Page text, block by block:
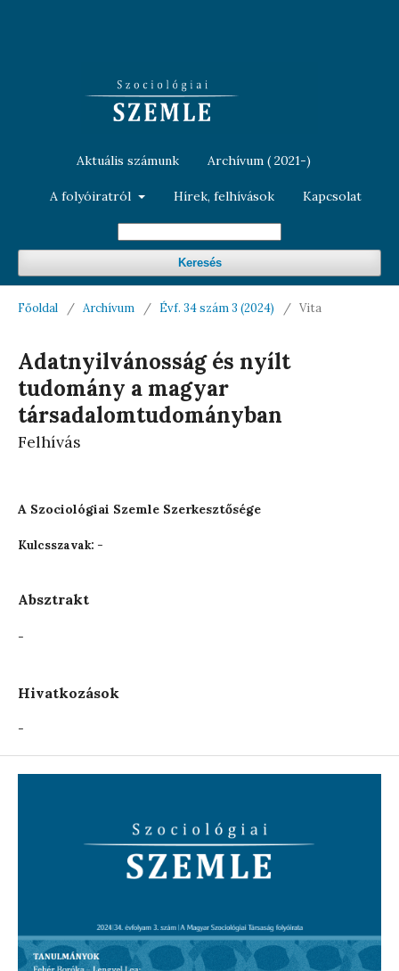
Aktuális számunk Archívum ( 2021-)
A folyóiratról Hírek, felhívások Kapcsolat
Keresés
Főoldal / Archívum / Évf. 34 szám 3 (2024) / Vita
Adatnyilvánosság és nyílt
tudomány a magyar
társadalomtudományban
Felhívás
A Szociológiai Szemle Szerkesztősége
Kulcsszavak: -
Absztrakt
-
Hivatkozások
-